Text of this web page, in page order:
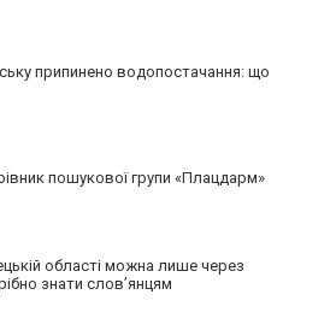
припинено водопостачання: що
пошукової групи «Плацдарм»
області можна лише через
знати слов’янцям